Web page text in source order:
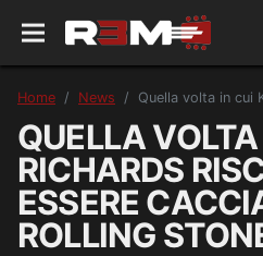
Home News Quella volta in cui Keith
QUELLA
RICHARDS
ESSERE
ROLLING